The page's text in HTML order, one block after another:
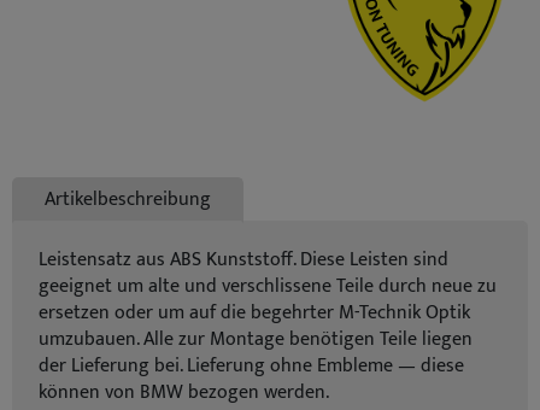
Artikelbeschreibung
Leistensatz aus ABS Kunststoff. Diese Leisten sind
geeignet um alte und verschlissene Teile durch neue zu
ersetzen oder um auf die begehrter M-Technik Optik
umzubauen. Alle zur Montage benötigen Teile liegen
der Lieferung bei. Lieferung ohne Embleme — diese
können von BMW bezogen werden.